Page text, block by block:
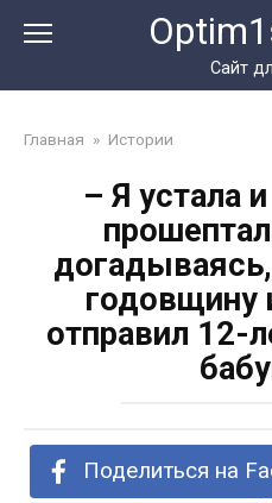
Сайт
Главная » Истории
– Я устала
годовщину
отправил 12-
Поделиться на